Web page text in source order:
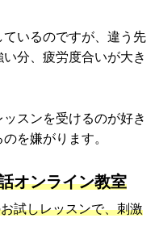
いるのですが、違う先
分、疲労度合いが大き
スンを受けるのが好き
を嫌がります。
オンライン教室
試しレッスンで、刺激